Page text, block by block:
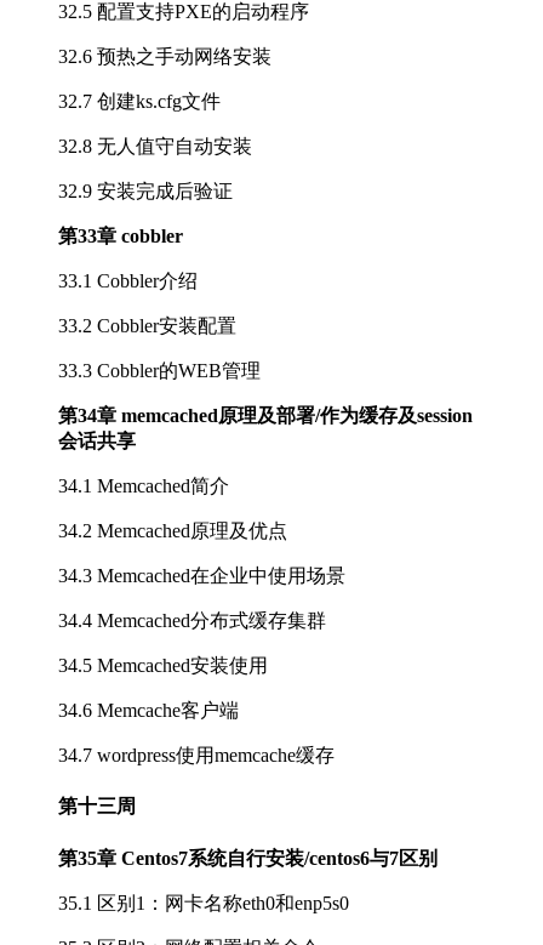
32.5 配置支持PXE的启动程序
32.6 预热之手动网络安装
32.7 创建ks.cfg文件
32.8 无人值守自动安装
32.9 安装完成后验证
第33章 cobbler
33.1 Cobbler介绍
33.2 Cobbler安装配置
33.3 Cobbler的WEB管理
第34章 memcached原理及部署/作为缓存及session
会话共享
34.1 Memcached简介
34.2 Memcached原理及优点
34.3 Memcached在企业中使用场景
34.4 Memcached分布式缓存集群
34.5 Memcached安装使用
34.6 Memcache客户端
34.7 wordpress使用memcache缓存
第十三周
第35章 Centos7系统自行安装/centos6与7区别
35.1 区别1：网卡名称eth0和enp5s0